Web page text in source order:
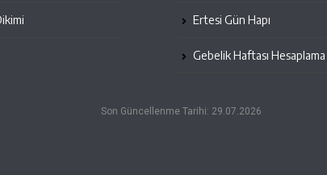
Ertesi Gün Hapı
Gebelik Haftası Hesaplama
Son Güncellenme Tarihi: 29.07.2026